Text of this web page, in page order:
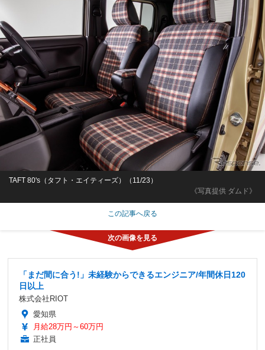
《写真提供 ダムド》
TAFT 80's（タフト・エイティーズ）（11/23）
この記事へ戻る
「まだ間に合う!」未経験からできるエンジニア/年間休日120
日以上
株式会社RIOT
愛知県
月給28万円～60万円
正社員